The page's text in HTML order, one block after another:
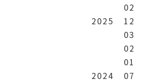
02
2025
12
03
02
01
2024
07